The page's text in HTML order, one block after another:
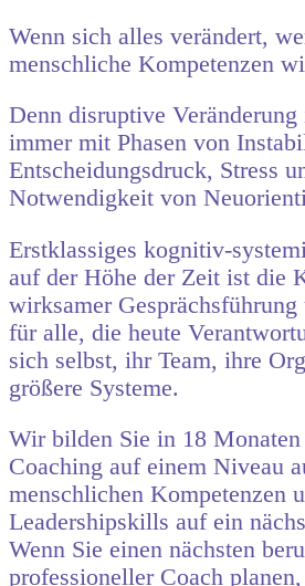
Wenn sich alles verändert,
menschliche Kompetenzen
Denn disruptive
immer mit Phasen von
Entscheidungsdruck, Stress
Notwendigkeit von
Erstklassiges kognitiv-
auf der Höhe der Zeit ist die
wirksamer
für alle, die heute
sich selbst, ihr Team, ihre
größere Systeme.
Wir bilden Sie in 18
Coaching auf einem Niveau
menschlichen Kompetenzen
Leadershipskills auf ein
Wenn Sie einen nächsten
professioneller Coach